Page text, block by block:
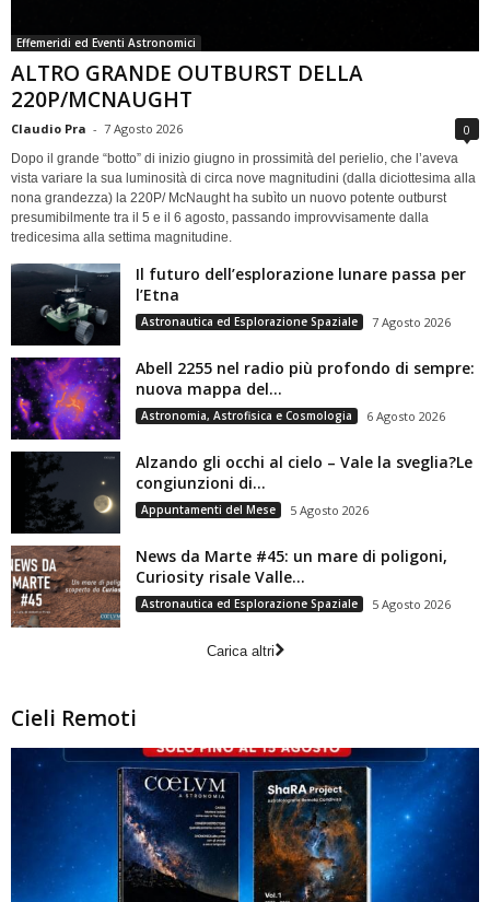
Effemeridi ed Eventi Astronomici
ALTRO GRANDE OUTBURST DELLA
220P/MCNAUGHT
Claudio Pra - 7 Agosto 2026 0
Dopo il grande “botto” di inizio giugno in prossimità del perielio, che l’aveva
vista variare la sua luminosità di circa nove magnitudini (dalla diciottesima alla
nona grandezza) la 220P/ McNaught ha subìto un nuovo potente outburst
presumibilmente tra il 5 e il 6 agosto, passando improvvisamente dalla
tredicesima alla settima magnitudine.
Il futuro dell’esplorazione lunare passa per
l’Etna
Astronautica ed Esplorazione Spaziale 7 Agosto 2026
Abell 2255 nel radio più profondo di sempre:
nuova mappa del...
Astronomia, Astrofisica e Cosmologia 6 Agosto 2026
Alzando gli occhi al cielo – Vale la sveglia?Le
congiunzioni di...
Appuntamenti del Mese 5 Agosto 2026
News da Marte #45: un mare di poligoni,
Curiosity risale Valle...
Astronautica ed Esplorazione Spaziale 5 Agosto 2026
Carica altri
Cieli Remoti